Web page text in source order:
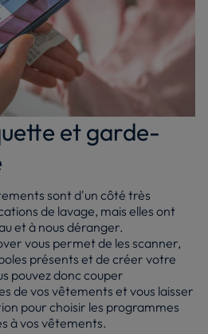
et garde-
sont d'un côté très
de lavage, mais elles ont
et à nous déranger.
vous permet de les scanner,
présents et de créer votre
pouvez donc couper
de vos vêtements et vous laisser
pour choisir les programmes
à vos vêtements.